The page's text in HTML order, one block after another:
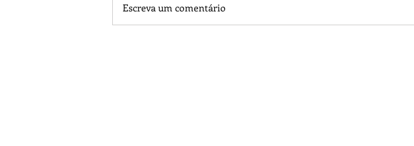
Escreva um comentário